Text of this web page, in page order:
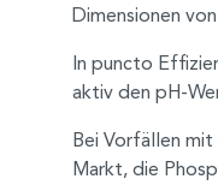
Dimensionen
In puncto
aktiv den pH-
Bei Vorfällen
Markt, die